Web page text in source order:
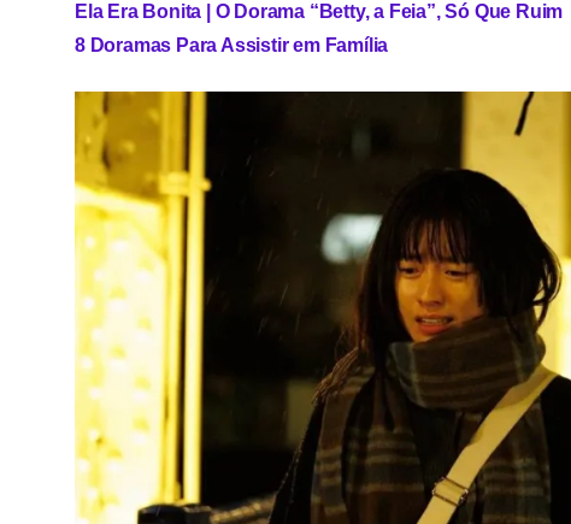
Ela Era Bonita | O Dorama “Betty, a Feia”, Só Que Ruim
8 Doramas Para Assistir em Família